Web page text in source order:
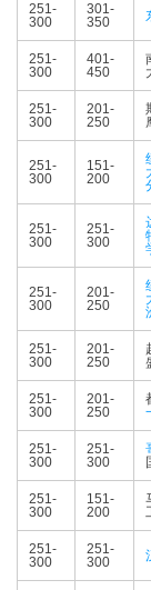
251-
300
301-
350
251-
300
401-
450
251-
300
201-
250
251-
300
151-
200
251-
300
251-
300
251-
300
201-
250
251-
300
201-
250
251-
300
201-
250
251-
300
251-
300
251-
300
151-
200
251-
300
251-
300